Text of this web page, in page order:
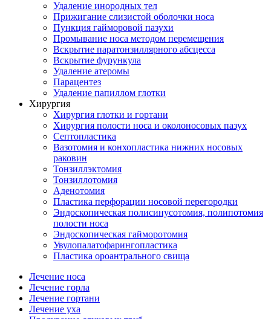
Удаление инородных тел
Прижигание слизистой оболочки носа
Пункция гайморовой пазухи
Промывание носа методом перемещения
Вскрытие паратонзиллярного абсцесса
Вскрытие фурункула
Удаление атеромы
Парацентез
Удаление папиллом глотки
Хирургия
Хирургия глотки и гортани
Хирургия полости носа и околоносовых пазух
Септопластика
Вазотомия и конхопластика нижних носовых
раковин
Тонзиллэктомия
Тонзиллотомия
Аденотомия
Пластика перфорации носовой перегородки
Эндоскопическая полисинусотомия, полипотомия
полости носа
Эндоскопическая гайморотомия
Увулопалатофарингопластика
Пластика ороантрального свища
Лечение носа
Лечение горла
Лечение гортани
Лечение уха